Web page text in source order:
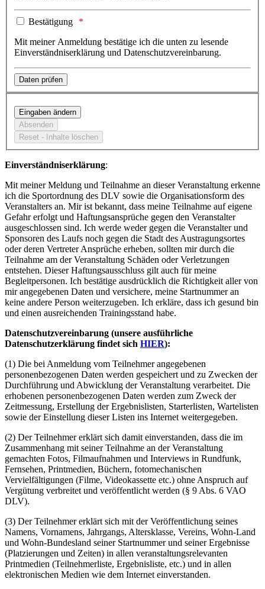
Bestätigung
Mit meiner Anmeldung bestätige ich die unten zu lesende
Einverständniserklärung und Datenschutzvereinbarung.
Einverständniserklärung:
Mit meiner Meldung und Teilnahme an dieser Veranstaltung erkenne
ich die Sportordnung des DLV sowie die Organisationsform des
Veranstalters an. Mir ist bekannt, dass meine Teilnahme auf eigene
Gefahr erfolgt und Haftungsansprüche gegen den Veranstalter
ausgeschlossen sind. Ich werde weder gegen die Veranstalter und
Sponsoren des Laufs noch gegen die Stadt des Austragungsortes
oder deren Vertreter Ansprüche erheben, sollten mir durch die
Teilnahme am der Veranstaltung Schäden oder Verletzungen
entstehen. Dieser Haftungsausschluss gilt auch für meine
Begleitpersonen. Ich bestätige ausdrücklich die Richtigkeit aller von
mir angegebenen Daten und versichere, meine Startnummer an
keine andere Person weiterzugeben. Ich erkläre, dass ich gesund bin
und einen ausreichenden Trainingsstand habe.
Datenschutzvereinbarung (unsere ausführliche
Datenschutzerklärung findet sich HIER):
(1) Die bei Anmeldung vom Teilnehmer angegebenen
personenbezogenen Daten werden gespeichert und zu Zwecken der
Durchführung und Abwicklung der Veranstaltung verarbeitet. Die
erhobenen personenbezogenen Daten werden zum Zweck der
Zeitmessung, Erstellung der Ergebnislisten, Starterlisten, Wartelisten
sowie der Einstellung dieser Listen ins Internet weitergegeben.
(2) Der Teilnehmer erklärt sich damit einverstanden, dass die im
Zusammenhang mit seiner Teilnahme an der Veranstaltung
gemachten Fotos, Filmaufnahmen und Interviews in Rundfunk,
Fernsehen, Printmedien, Büchern, fotomechanischen
Vervielfältigungen (Filme, Videokassette etc.) ohne Anspruch auf
Vergütung verbreitet und veröffentlicht werden (§ 9 Abs. 6 VAO
DLV).
(3) Der Teilnehmer erklärt sich mit der Veröffentlichung seines
Namens, Vornamens, Jahrgangs, Altersklasse, Vereins, Wohn-Land
und Wohn-Bundesland seiner Startnummer und seiner Ergebnisse
(Platzierungen und Zeiten) in allen veranstaltungsrelevanten
Printmedien (Teilnehmerliste, Ergebnisliste, etc.) und in allen
elektronischen Medien wie dem Internet einverstanden.